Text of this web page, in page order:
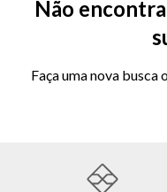
Não
Faça uma nova busca